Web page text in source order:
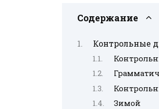
Содержание
Контрольные
Зимой